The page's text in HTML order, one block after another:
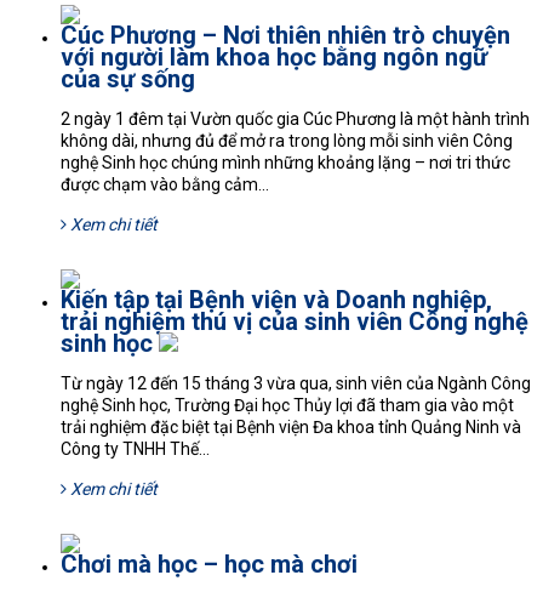
Cúc Phương – Nơi thiên nhiên trò chuyện
với người làm khoa học bằng ngôn ngữ
của sự sống
2 ngày 1 đêm tại Vườn quốc gia Cúc Phương là một hành trình
không dài, nhưng đủ để mở ra trong lòng mỗi sinh viên Công
nghệ Sinh học chúng mình những khoảng lặng – nơi tri thức
được chạm vào bằng cảm...
Xem chi tiết
Kiến tập tại Bệnh viện và Doanh nghiệp,
trải nghiệm thú vị của sinh viên Công nghệ
sinh học
Từ ngày 12 đến 15 tháng 3 vừa qua, sinh viên của Ngành Công
nghệ Sinh học, Trường Đại học Thủy lợi đã tham gia vào một
trải nghiệm đặc biệt tại Bệnh viện Đa khoa tỉnh Quảng Ninh và
Công ty TNHH Thế...
Xem chi tiết
Chơi mà học – học mà chơi